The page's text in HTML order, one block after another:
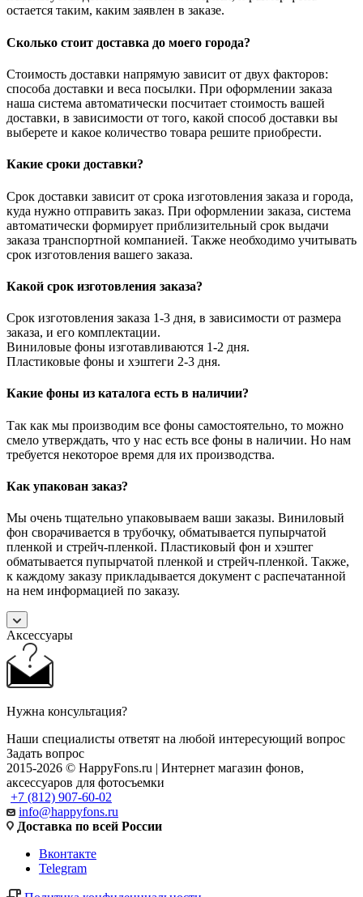
остается таким, каким заявлен в заказе.
Сколько стоит доставка до моего города?
Стоимость доставки напрямую зависит от двух факторов:
способа доставки и веса посылки. При оформлении заказа
наша система автоматически посчитает стоимость вашей
доставки, в зависимости от того, какой способ доставки вы
выберете и какое количество товара решите приобрести.
Какие сроки доставки?
Срок доставки зависит от срока изготовления заказа и города,
куда нужно отправить заказ. При оформлении заказа, система
автоматически формирует приблизительный срок выдачи
заказа транспортной компанией. Также необходимо учитывать
срок изготовления вашего заказа.
Какой срок изготовления заказа?
Срок изготовления заказа 1-3 дня, в зависимости от размера
заказа, и его комплектации.
Виниловые фоны изготавливаются 1-2 дня.
Пластиковые фоны и хэштеги 2-3 дня.
Какие фоны из каталога есть в наличии?
Так как мы производим все фоны самостоятельно, то можно
смело утверждать, что у нас есть все фоны в наличии. Но нам
требуется некоторое время для их производства.
Как упакован заказ?
Мы очень тщательно упаковываем ваши заказы. Виниловый
фон сворачивается в трубочку, обматывается пупырчатой
пленкой и стрейч-пленкой. Пластиковый фон и хэштег
обматывается пупырчатой пленкой и стрейч-пленкой. Также,
к каждому заказу прикладывается документ с распечатанной
на нем информацией по заказу.
Аксессуары
Нужна консультация?
Наши специалисты ответят на любой интересующий вопрос
Задать вопрос
2015-2026 © HappyFons.ru | Интернет магазин фонов,
аксессуаров для фотосъемки
+7 (812) 907-60-02
info@happyfons.ru
Доставка по всей России
Вконтакте
Telegram